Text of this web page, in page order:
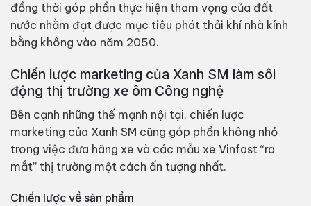
đồng thời góp phần thực hiện tham vọng của đất
nước nhằm đạt được mục tiêu phát thải khí nhà kính
bằng không vào năm 2050.
Chiến lược marketing của Xanh SM làm sôi
động thị trường xe ôm Công nghệ
Bên cạnh những thế mạnh nội tại, chiến lược
marketing của Xanh SM cũng góp phần không nhỏ
trong việc đưa hãng xe và các mẫu xe Vinfast “ra
mắt” thị trường một cách ấn tượng nhất.
Chiến lược về sản phẩm